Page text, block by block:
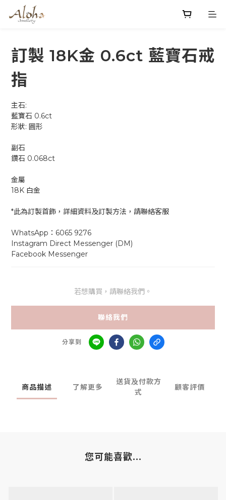
訂製 18K金 0.6ct 藍寶石戒
指
主石:
藍寶石 0.6ct
形狀: 圓形
副石
鑽石 0.068ct
金屬
18K 白金
*此為訂製首飾，詳細資料及訂製方法，請聯絡客服
WhatsApp：6065 9276
Instagram Direct Messenger (DM)
Facebook Messenger
若想購買，請聯絡我們。
聯絡我們
分享到
商品描述 了解更多
送貨及付款方
式
顧客評價
您可能喜歡...